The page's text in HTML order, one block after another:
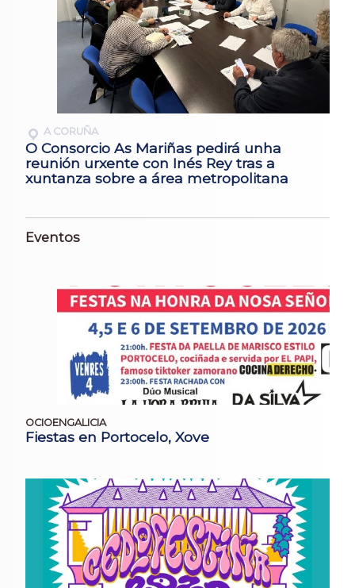
A CORUÑA
O Consorcio As Mariñas pedirá unha
reunión urxente con Inés Rey tras a
xuntanza sobre a área metropolitana
Eventos
OCIOENGALICIA
Fiestas en Portocelo, Xove